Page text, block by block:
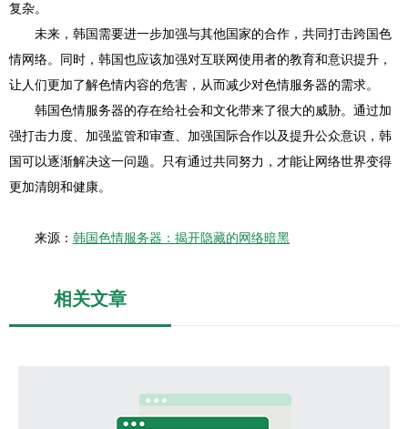
复杂。
未来，韩国需要进一步加强与其他国家的合作，共同打击跨国色
情网络。同时，韩国也应该加强对互联网使用者的教育和意识提升，
让人们更加了解色情内容的危害，从而减少对色情服务器的需求。
韩国色情服务器的存在给社会和文化带来了很大的威胁。通过加
强打击力度、加强监管和审查、加强国际合作以及提升公众意识，韩
国可以逐渐解决这一问题。只有通过共同努力，才能让网络世界变得
更加清朗和健康。
来源： 韩国色情服务器：揭开隐藏的网络暗黑
相关文章